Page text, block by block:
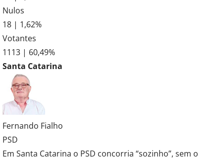
Nulos
18 | 1,62%
Votantes
1113 | 60,49%
Santa Catarina
Fernando Fialho
PSD
Em Santa Catarina o PSD concorria “sozinho”, sem o